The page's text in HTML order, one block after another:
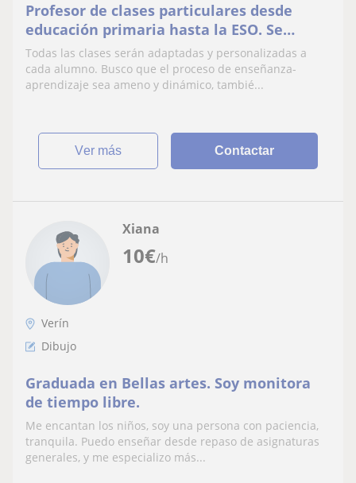
Profesor de clases particulares desde
educación primaria hasta la ESO. Se
imparten tanto clases presenciales como
online
Todas las clases serán adaptadas y personalizadas a
cada alumno. Busco que el proceso de enseñanza-
aprendizaje sea ameno y dinámico, tambié...
ver más Contactar
10€/h
Xiana
Verín
Dibujo
Graduada en Bellas artes. Soy monitora
de tiempo libre.
Me encantan los niños, soy una persona con paciencia,
tranquila. Puedo enseñar desde repaso de asignaturas
generales, y me especializo más...